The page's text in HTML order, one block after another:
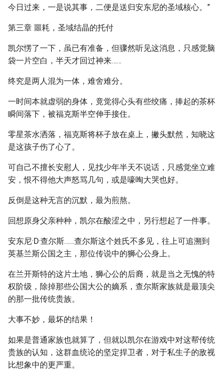
今日过来，一是说其事，二便是送归安东尼的圣域核心。”
第三章 噩耗，圣域结晶的托付
凯尔愣了一下，虽已有准备，但骤然听见这消息，只感觉脑
袋一片空白，半天才回过神来……
终究是两人混为一体，难舍难分。
一时间本就虚弱的身体，竟觉得心头有些绞痛，捧起的茶杯
瞬间落下，被福克斯半空伸手接住。
零星茶水洒落，福克斯将杯子放在桌上，撇头默然，知晓这
是这孩子伤了心了。
可自己不擅长安慰人，见找少年半天不说话，只感觉坐立难
安，恨不得他大声怒骂几句，或是嚎啕大哭也好。
反倒是这种无言的沉默，最为煎熬。
回想原身父亲种种，凯尔在酸涩之中，另行想起了一件事。
安东尼·D·查尔斯……查尔斯这个姓氏不多见，往上可追溯到
英基兰斯公国之主，那位传说中的狮心公身上。
在兰开斯特的这片土地，狮心公的后裔，就是当之无愧的特
权阶级，除掉那些公国大公的嫡系，查尔斯家族就是最顶尖
的那一批传统贵族。
大事不妙，最坏的结果！
如果是普通家族也就算了，但就以凯尔在游戏中对这帮传统
贵族的认知，这群血统论的坚定捍卫者，对于私生子的敌视
比想象中的更严重。